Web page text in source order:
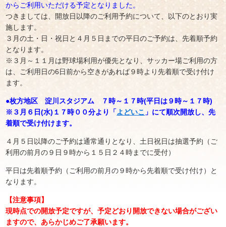
からご利用いただける予定となりました。
つきましては、開放日以降のご利用予約について、以下のとおり実
施します。
３月の土・日・祝日と４月５日までの平日のご予約は、先着順予約
となります。
※３月～１１月は野球場利用が優先となり、サッカー場ご利用の方
は、ご利用日の6日前から空きがあれば９時より先着順で受け付け
ます。
●枚方地区 淀川スタジアム ７時～１７時(平日は９時～１７時)
※３月６日(水)１７時００分より「よどいこ 」にて順次開放し、先
着順で受け付けます。
４月５日以降のご予約は通常通りとなり、土日祝日は抽選予約（ご
利用の前月の９日９時から１５日２４時までに受付）
平日は先着順予約（ご利用の前月の９時から先着順で受け付け）と
なります。
【注意事項】
現時点での開放予定ですが、予定どおり開放できない場合がござい
ますので、あらかじめご了承願います。